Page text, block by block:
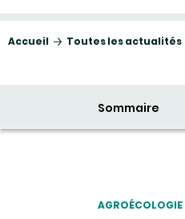
Accueil Toutes les actualités
Sommaire
AGROÉCOLOGIE